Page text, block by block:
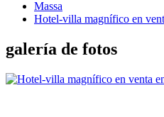
Massa
Hotel-villa magnífico en
galería de fotos